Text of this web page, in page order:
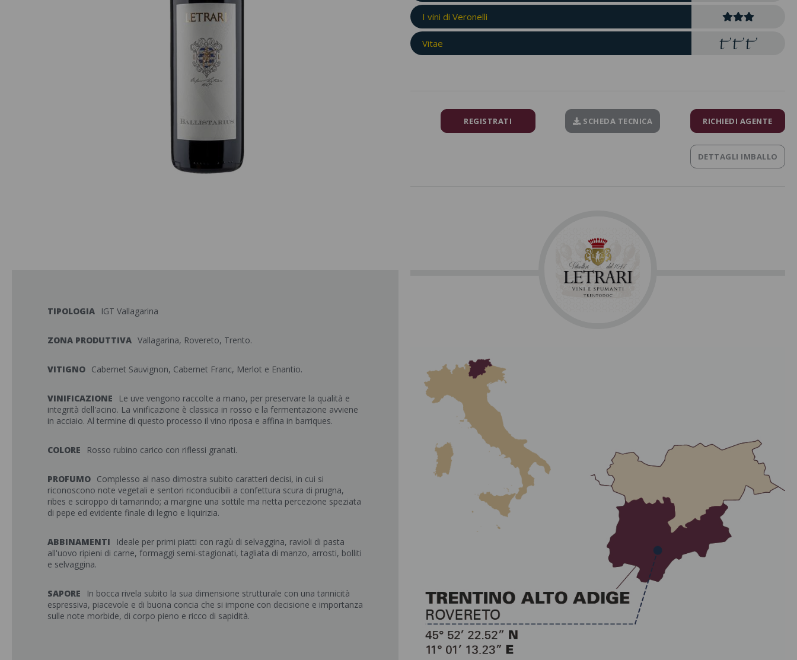
I vini di Veronelli
Vitae
REGISTRATI SCHEDA TECNICA RICHIEDI AGENTE
DETTAGLI IMBALLO
TIPOLOGIA IGT Vallagarina
ZONA PRODUTTIVA Vallagarina, Rovereto, Trento.
VITIGNO Cabernet Sauvignon, Cabernet Franc, Merlot e Enantio.
VINIFICAZIONE
Le uve vengono raccolte a mano, per preservare la qualità e
integrità dell'acino. La vinificazione è classica in rosso e la fermentazione avviene
in acciaio. Al termine di questo processo il vino riposa e affina in barriques.
COLORE Rosso rubino carico con riflessi granati.
PROFUMO Complesso al naso dimostra subito caratteri decisi, in cui si
riconoscono note vegetali e sentori riconducibili a confettura scura di prugna,
ribes e sciroppo di tamarindo; a margine una sottile ma netta percezione speziata
di pepe ed evidente finale di legno e liquirizia.
ABBINAMENTI
Ideale per primi piatti con ragù di selvaggina, ravioli di pasta
all'uovo ripieni di carne, formaggi semi-stagionati, tagliata di manzo, arrosti, bolliti
e selvaggina.
SAPORE
In bocca rivela subito la sua dimensione strutturale con una tannicità
espressiva, piacevole e di buona concia che si impone con decisione e importanza
sulle note morbide, di corpo pieno e ricco di sapidità.